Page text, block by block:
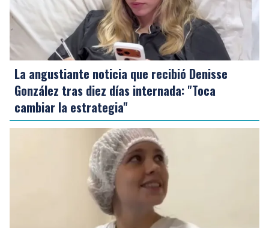
La angustiante noticia que recibió Denisse
González tras diez días internada: "Toca
cambiar la estrategia"